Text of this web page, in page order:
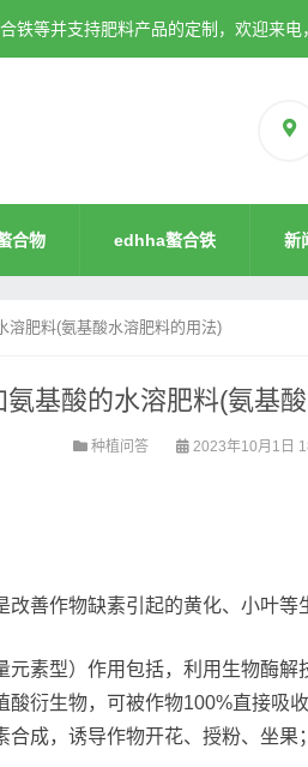
等并支持肥料产品的定制，欢迎来电
合物 edhha螯合铁 新
溶肥料(氨基酸水溶肥料的用法)
氨基酸的水溶肥料(氨基
种植问答 2023年10月1日
改善作物缺素引起的黄化、小叶等
元素型）作用包括，利用生物酶
酸衍生物，可被作物100%直接吸
合成，诱导作物开花、授粉、坐